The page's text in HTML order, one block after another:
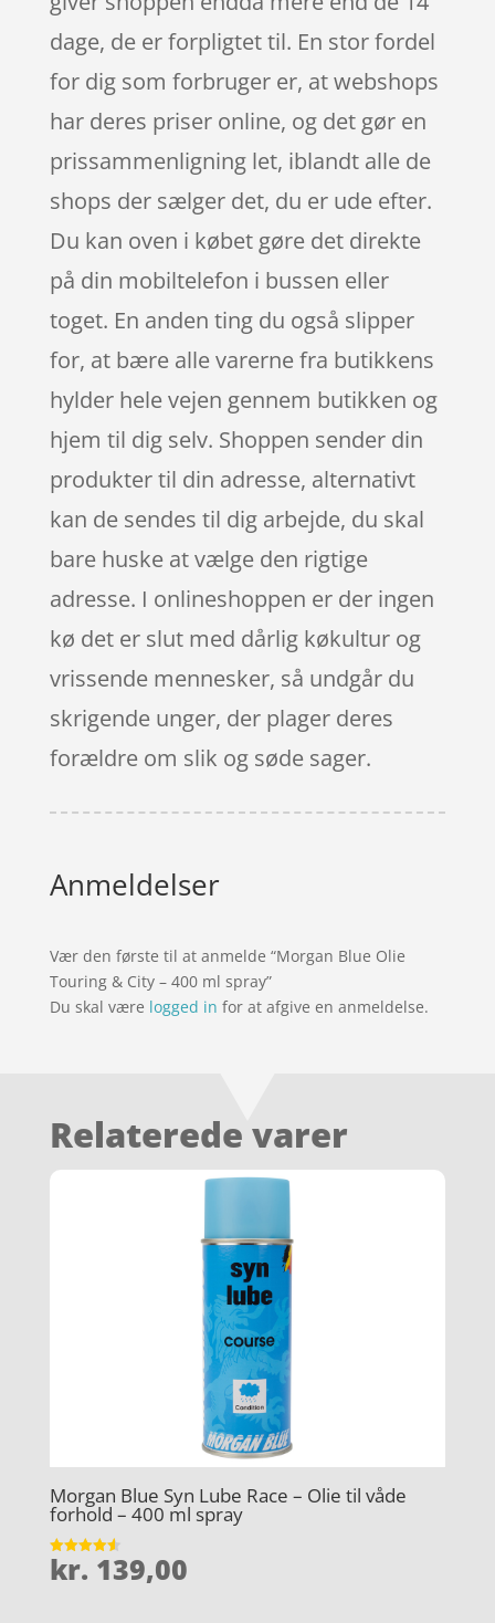
dage, de er forpligtet til. En stor fordel
for dig som forbruger er, at webshops
har deres priser online, og det gør en
prissammenligning let, iblandt alle de
shops der sælger det, du er ude efter.
Du kan oven i købet gøre det direkte
på din mobiltelefon i bussen eller
toget. En anden ting du også slipper
for, at bære alle varerne fra butikkens
hylder hele vejen gennem butikken og
hjem til dig selv. Shoppen sender din
produkter til din adresse, alternativt
kan de sendes til dig arbejde, du skal
bare huske at vælge den rigtige
adresse. I onlineshoppen er der ingen
kø det er slut med dårlig køkultur og
vrissende mennesker, så undgår du
skrigende unger, der plager deres
forældre om slik og søde sager.
Anmeldelser
Vær den første til at anmelde “Morgan Blue Olie
Touring & City – 400 ml spray”
Du skal være logged in for at afgive en anmeldelse.
Relaterede varer
Morgan Blue Syn Lube Race – Olie til våde
forhold – 400 ml spray
Vurderet
4.6
kr. 139,00